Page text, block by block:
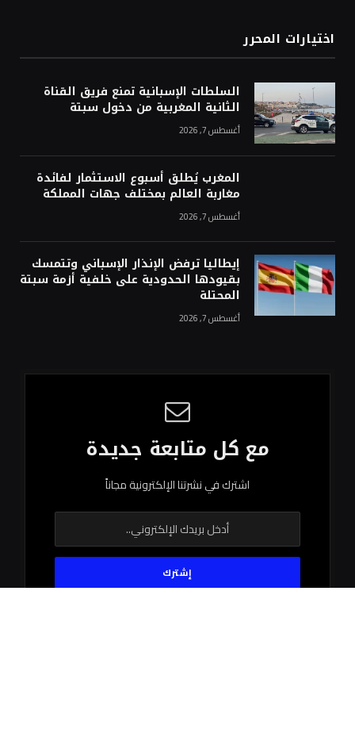
اختيارات المحرر
السلطات الإسبانية تمنع فريق القناة
الثانية المغربية من دخول سبتة
أغسطس 7, 2026
المغرب يُطلق أسبوع الاستثمار لفائدة
مغاربة العالم بمختلف جهات المملكة
أغسطس 7, 2026
إيطاليا ترفض الإنذار الإسباني وتتمسك
بقيودها الحدودية على خلفية أزمة سبتة
المحتلة
أغسطس 7, 2026
مع كل متابعة جديدة
اشترك في نشرتنا الإلكترونية مجاناً